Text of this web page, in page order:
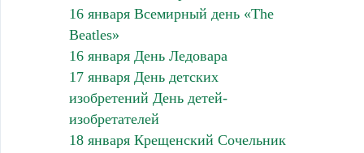
16 января Всемирный день «The
Beatles»
16 января День Ледовара
17 января День детских
изобретений День детей-
изобретателей
18 января Крещенский Сочельник